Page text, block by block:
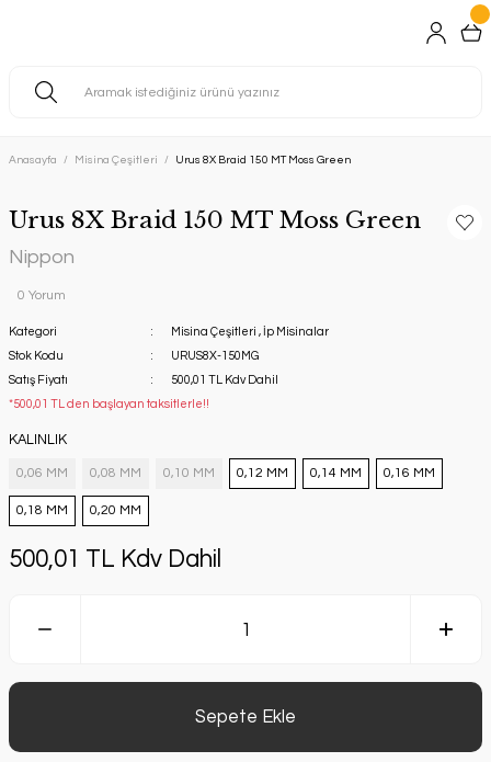
Anasayfa Misina Çeşitleri Urus 8X Braid 150 MT Moss Green
Urus 8X Braid 150 MT Moss Green
Nippon
0 Yorum
Kategori Misina Çeşitleri , İp Misinalar
Stok Kodu
URUS8X-150MG
Satış Fiyatı
500,01 TL Kdv Dahil
*500,01 TL den başlayan taksitlerle!!
KALINLIK
0,06 MM 0,08 MM 0,10 MM 0,12 MM 0,14 MM 0,16 MM
0,18 MM 0,20 MM
500,01 TL Kdv Dahil
Sepete Ekle